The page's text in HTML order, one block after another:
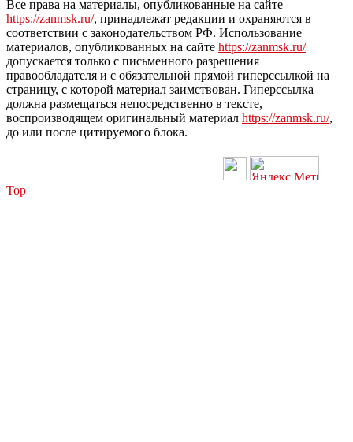
Все права на материалы, опубликованные на сайте
https://zanmsk.ru/, принадлежат редакции и охраняются в
соответствии с законодательством РФ. Использование
материалов, опубликованных на сайте https://zanmsk.ru/
допускается только с письменного разрешения
правообладателя и с обязательной прямой гиперссылкой на
страницу, с которой материал заимствован. Гиперссылка
должна размещаться непосредственно в тексте,
воспроизводящем оригинальный материал https://zanmsk.ru/,
до или после цитируемого блока.
Top